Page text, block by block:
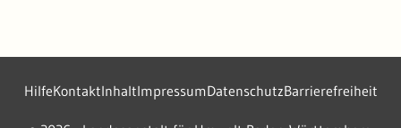
HilfeKontaktInhaltImpressumDatenschutzBarrierefreiheit